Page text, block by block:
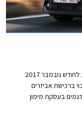
יוניון מוטורס, יבואנית טויוטה לישראל, יוצאת במבצע לחודש נובמבר 2017
ברכישת אביזרים
בעסקת מימון